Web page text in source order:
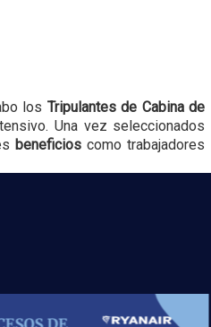
los Tripulantes de Cabina de
Una vez seleccionados
beneficioscomo trabajadores
laborales que se están